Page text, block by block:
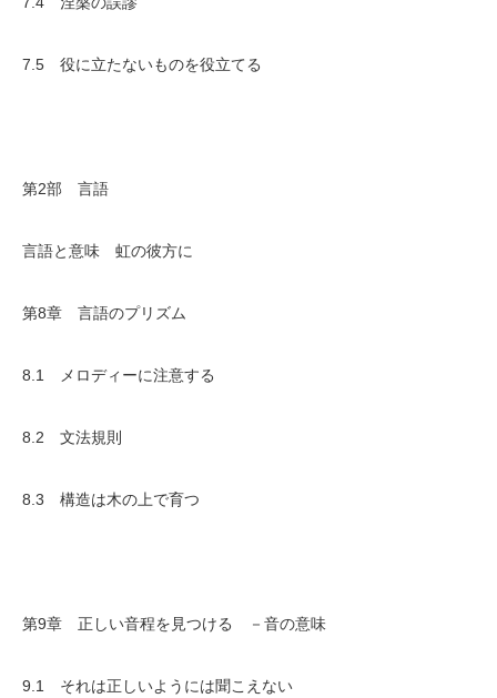
7.5 役に立たないものを役立てる
第2部 言語
言語と意味 虹の彼方に
第8章 言語のプリズム
8.1 メロディーに注意する
8.2 文法規則
8.3 構造は木の上で育つ
第9章 正しい音程を見つける －音の意味
9.1 それは正しいようには聞こえない